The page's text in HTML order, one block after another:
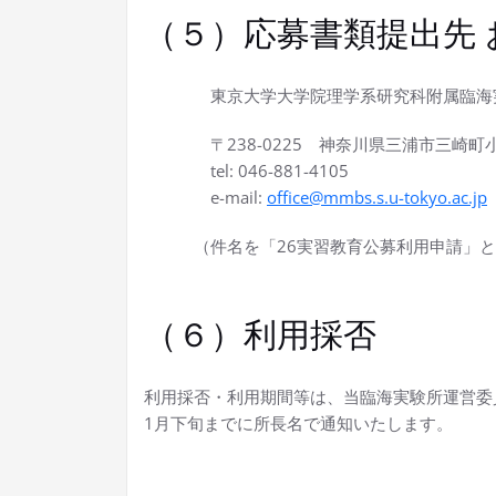
（５）応募書類提出
東京大学大学院理学系研究科附属臨海
〒238-0225 神奈川県三浦市三崎町小
tel: 046-881-4105
e-mail: office@mmbs.s.u-tokyo.ac.jp
（件名を「26実習教育公募利用申請」と
（６）利用採否
利用採否・利用期間等は、当臨海実験所運営
1月下旬までに所長名で通知いたします。